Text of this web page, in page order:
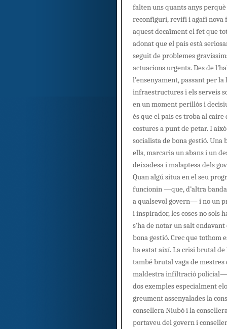
falten uns quants anys
reconfiguri, revifi i agafi nova
aquest decaïment el fet que
adonat que el país està
seguit de problemes
actuacions urgents. Des de
l’ensenyament, passant per la
infraestructures i els serveis
en un moment perillós i
és que el país es troba al caire
costures a punt de petar. I
socialista de bona gestió. Una
ells, marcaria un abans i un
deixadesa i malaptesa dels
Quan algú situa en el seu
funcionin —que, d’altra
a qualsevol govern— i no un
i inspirador, les coses no sols
s’ha de notar un salt
bona gestió. Crec que tothom
ha estat així. La crisi brutal de
també brutal vaga de
maldestra infiltració policial—
dos exemples especialment
greument assenyalades la
consellera Niubó i la
portaveu del govern i